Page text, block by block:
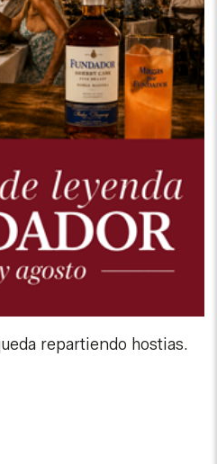
repartiendo hostias.